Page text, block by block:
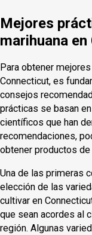
Mejores
marihuana
Para obtener
Connecticut, es
consejos
prácticas se basan
científicos que han
recomendaciones,
obtener productos de
Una de las primeras
elección de las
cultivar en
que sean acordes al
región. Algunas